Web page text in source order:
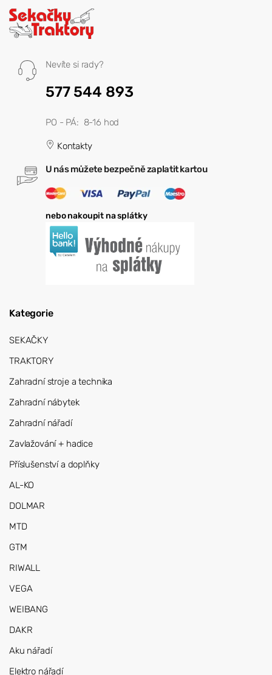
Nevíte si rady?
577 544 893
PO - PÁ: 8-16 hod
Kontakty
U nás můžete bezpečně zaplatit kartou
nebo nakoupit na splátky
Kategorie
SEKAČKY
TRAKTORY
Zahradní stroje a technika
Zahradní nábytek
Zahradní nářadí
Zavlažování + hadice
Příslušenství a doplňky
AL-KO
DOLMAR
MTD
GTM
RIWALL
VEGA
WEIBANG
DAKR
Aku nářadí
Elektro nářadí